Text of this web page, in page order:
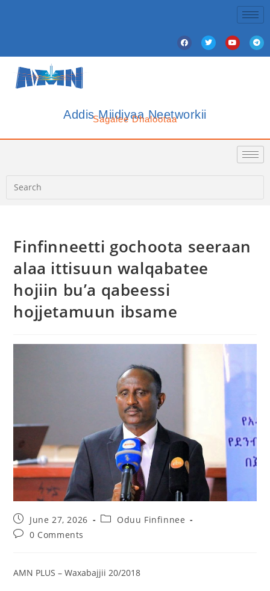
Addis Miidiyaa Neetworkii
Sagalee Dhalootaa
Finfinneetti gochoota seeraan
alaa ittisuun walqabatee
hojiin bu’a qabeessi
hojjetamuun ibsame
June 27, 2026
Oduu Finfinnee
0 Comments
AMN PLUS – Waxabajjii 20/2018